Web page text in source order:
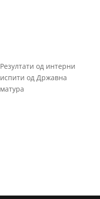
Резултати од интерни
испити од Државна
матура